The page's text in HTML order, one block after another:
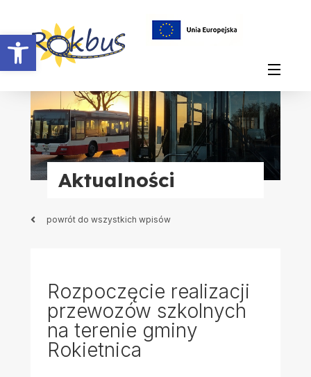
Otwórz pasek narzędzi
Aktualności
powrót do wszystkich wpisów
Rozpoczęcie realizacji
przewozów szkolnych
na terenie gminy
Rokietnica